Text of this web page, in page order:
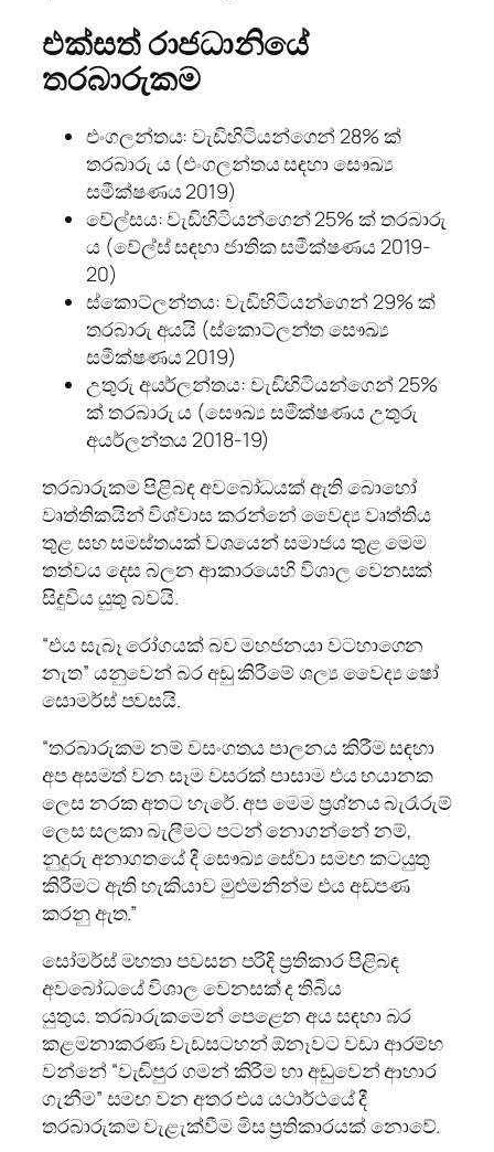
එක්සත් රාජධානියේ
තරබාරුකම
එංගලන්තය: වැඩිහිටියන්ගෙන් 28% ක්
තරබාරු ය (එංගලන්තය සඳහා සෞඛ්‍ය
සමීක්ෂණය 2019)
වේල්සය: වැඩිහිටියන්ගෙන් 25% ක් තරබාරු
ය (වේල්ස් සඳහා ජාතික සමීක්ෂණය 2019-
20)
ස්කොට්ලන්තය: වැඩිහිටියන්ගෙන් 29% ක්
තරබාරු අයයි (ස්කොට්ලන්ත සෞඛ්‍ය
සමීක්ෂණය 2019)
උතුරු අයර්ලන්තය: වැඩිහිටියන්ගෙන් 25%
ක් තරබාරු ය (සෞඛ්‍ය සමීක්ෂණය උතුරු
අයර්ලන්තය 2018-19)
තරබාරුකම පිළිබඳ අවබෝධයක් ඇති බොහෝ
වෘත්තිකයින් විශ්වාස කරන්නේ වෛද්‍ය වෘත්තිය
තුළ සහ සමස්තයක් වශයෙන් සමාජය තුළ මෙම
තත්වය දෙස බලන ආකාරයෙහි විශාල වෙනසක්
සිදුවිය යුතු බවයි.
“එය සැබෑ රෝගයක් බව මහජනයා වටහාගෙන
නැත” යනුවෙන් බර අඩු කිරීමේ ශල්‍ය වෛද්‍ය ෂෝ
සොමර්ස් පවසයි.
“තරබාරුකම නම් වසංගතය පාලනය කිරීම සඳහා
අප අසමත් වන සෑම වසරක් පාසාම එය භයානක
ලෙස නරක අතට හැරේ. අප මෙම ප්‍රශ්නය බැරෑරුම්
ලෙස සලකා බැලීමට පටන් නොගන්නේ නම්,
නුදුරු අනාගතයේ දී සෞඛ්‍ය සේවා සමඟ කටයුතු
කිරීමට ඇති හැකියාව මුළුමනින්ම එය අඩපණ
කරනු ඇත.”
සෝමර්ස් මහතා පවසන පරිදි ප්‍රතිකාර පිළිබඳ
අවබෝධයේ විශාල වෙනසක් ද තිබිය
යුතුය. තරබාරුකමෙන් පෙළෙන අය සඳහා බර
කළමනාකරණ වැඩසටහන් ඕනෑවට වඩා ආරම්භ
වන්නේ “වැඩිපුර ගමන් කිරීම හා අඩුවෙන් ආහාර
ගැනීම” සමඟ වන අතර එය යථාර්ථයේ දී
තරබාරුකම වැළැක්වීම මිස ප්‍රතිකාරයක් නොවේ.